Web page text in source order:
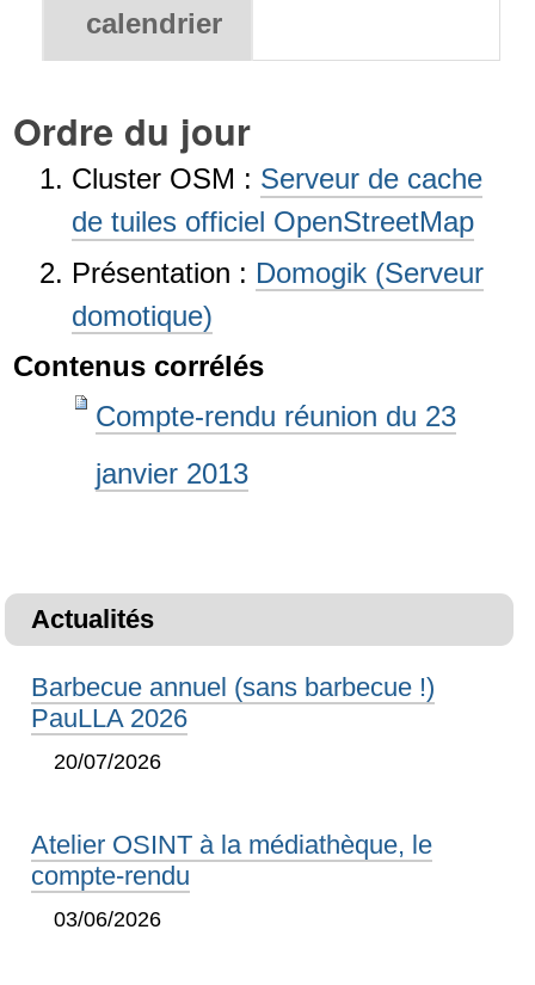
calendrier
Ordre du jour
Cluster OSM : Serveur de cache
de tuiles officiel OpenStreetMap
Présentation : Domogik (Serveur
domotique)
Contenus corrélés
Compte-rendu réunion du 23
janvier 2013
Actualités
Barbecue annuel (sans barbecue !)
PauLLA 2026
20/07/2026
Atelier OSINT à la médiathèque, le
compte-rendu
03/06/2026